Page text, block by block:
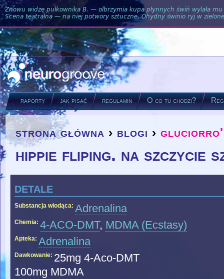
Znowu widzę pułkownika B. — olbrzymia kupa płynnych świń wylała
Scena teatralna — na niej potwory sztuczne. Ohydny świnio ryj w
raporty jak pisać regulamin O co tu chodzi?
you are here
strona główna › blogi ›
hippie fliping. na szczycie
detale
Substancja wiodąca: Adrenalina
Chemia: 4-ACO-DMT, MDMA (Ecstasy)
Apteka: Adrenalina
Dawkowanie: 25mg 4-Aco-DMT
100mg MDMA